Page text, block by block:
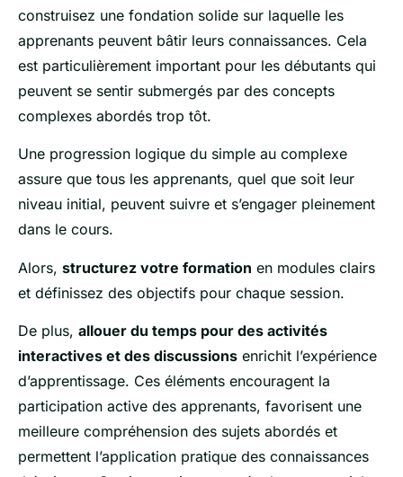
construisez une fondation solide sur laquelle les
apprenants peuvent bâtir leurs connaissances. Cela
est particulièrement important pour les débutants qui
peuvent se sentir submergés par des concepts
complexes abordés trop tôt.
Une progression logique du simple au complexe
assure que tous les apprenants, quel que soit leur
niveau initial, peuvent suivre et s’engager pleinement
dans le cours.
Alors, structurez votre formation en modules clairs
et définissez des objectifs pour chaque session.
De plus, allouer du temps pour des activités
interactives et des discussions enrichit l’expérience
d’apprentissage. Ces éléments encouragent la
participation active des apprenants, favorisent une
meilleure compréhension des sujets abordés et
permettent l’application pratique des connaissances